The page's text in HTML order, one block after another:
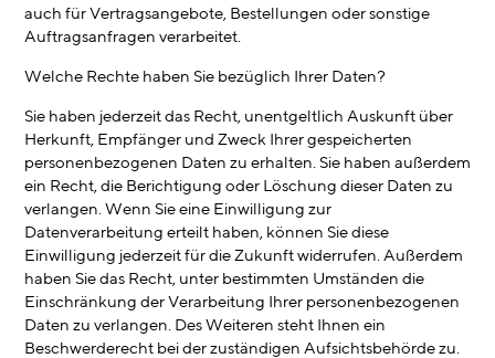
auch für Vertragsangebote, Bestellungen oder sonstige
Auftragsanfragen verarbeitet.
Welche Rechte haben Sie bezüglich Ihrer Daten?
Sie haben jederzeit das Recht, unentgeltlich Auskunft über
Herkunft, Empfänger und Zweck Ihrer gespeicherten
personenbezogenen Daten zu erhalten. Sie haben außerdem
ein Recht, die Berichtigung oder Löschung dieser Daten zu
verlangen. Wenn Sie eine Einwilligung zur
Datenverarbeitung erteilt haben, können Sie diese
Einwilligung jederzeit für die Zukunft widerrufen. Außerdem
haben Sie das Recht, unter bestimmten Umständen die
Einschränkung der Verarbeitung Ihrer personenbezogenen
Daten zu verlangen. Des Weiteren steht Ihnen ein
Beschwerderecht bei der zuständigen Aufsichtsbehörde zu.